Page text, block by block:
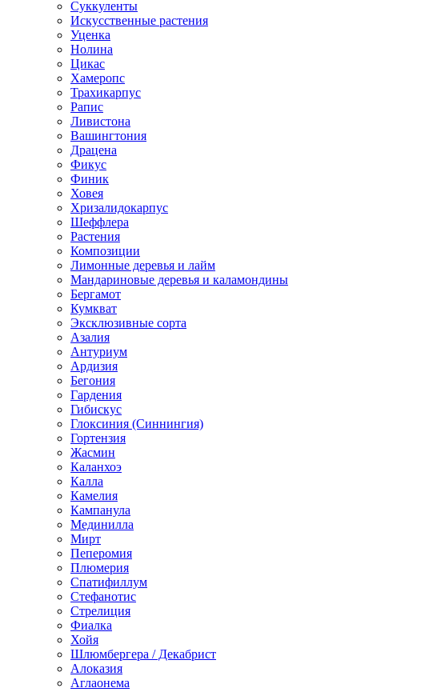
Суккуленты
Искусственные растения
Уценка
Нолина
Цикас
Хамеропс
Трахикарпус
Рапис
Ливистона
Вашингтония
Драцена
Фикус
Финик
Ховея
Хризалидокарпус
Шеффлера
Растения
Композиции
Лимонные деревья и лайм
Мандариновые деревья и каламондины
Бергамот
Кумкват
Эксклюзивные сорта
Азалия
Антуриум
Ардизия
Бегония
Гардения
Гибискус
Глоксиния (Синнингия)
Гортензия
Жасмин
Каланхоэ
Калла
Камелия
Кампанула
Мединилла
Мирт
Пеперомия
Плюмерия
Спатифиллум
Стефанотис
Стрелиция
Фиалка
Хойя
Шлюмбергера / Декабрист
Алоказия
Аглаонема